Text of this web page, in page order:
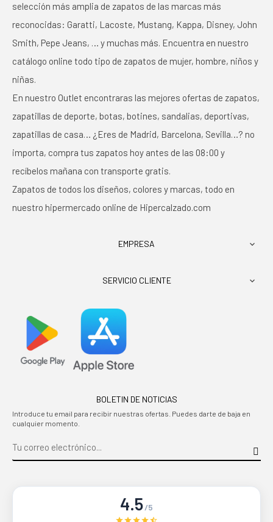
selección más amplia de zapatos de las marcas más
reconocidas: Garatti, Lacoste, Mustang, Kappa, Disney, John
Smith, Pepe Jeans, … y muchas más. Encuentra en nuestro
catálogo online todo tipo de zapatos de mujer, hombre, niños y
niñas.
En nuestro Outlet encontraras las mejores ofertas de zapatos,
zapatillas de deporte, botas, botines, sandalias, deportivas,
zapatillas de casa… ¿Eres de Madrid, Barcelona, Sevilla…? no
importa, compra tus zapatos hoy antes de las 08:00 y
recíbelos mañana con transporte gratis.
Zapatos de todos los diseños, colores y marcas, todo en
nuestro hipermercado online de Hipercalzado.com
EMPRESA 
SERVICIO CLIENTE 
BOLETIN DE NOTICIAS
Introduce tu email para recibir nuestras ofertas. Puedes darte de baja en
cualquier momento.
4.5/5